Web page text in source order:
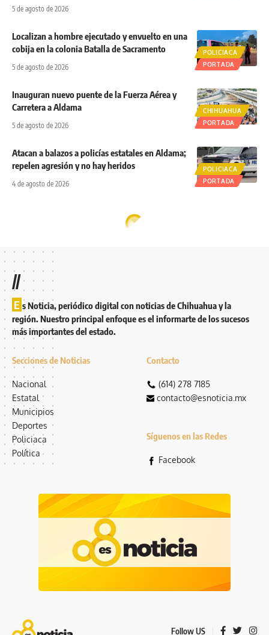
5 de agosto de 2026
POLICIACA
PORTADA
Localizan a hombre ejecutado y envuelto en una
cobija en la colonia Batalla de Sacramento
5 de agosto de 2026
CHIHUAHUA
PORTADA
Inauguran nuevo puente de la Fuerza Aérea y
Carretera a Aldama
5 de agosto de 2026
POLICIACA
PORTADA
Atacan a balazos a policías estatales en Aldama;
repelen agresión y no hay heridos
4 de agosto de 2026
//
E s Noticia, periódico digital con noticias de Chihuahua y la
región. Nuestro principal enfoque es el informarte de los sucesos
más importantes del estado.
Secciones de Noticias
Nacional
Estatal
Municipios
Deportes
Policiaca
Política
Contacto
(614) 278 7185
contacto@esnoticia.mx
Síguenos en las Redes
Facebook
Follow US